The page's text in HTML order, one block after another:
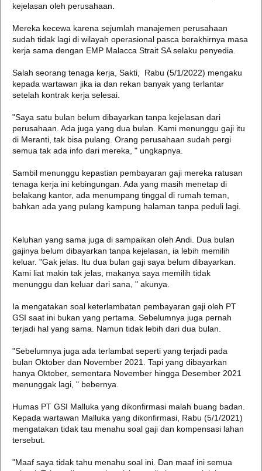
kejelasan oleh perusahaan.
Mereka kecewa karena sejumlah manajemen perusahaan
sudah tidak lagi di wilayah operasional pasca berakhirnya masa
kerja sama dengan EMP Malacca Strait SA selaku penyedia.
Salah seorang tenaga kerja, Sakti, Rabu (5/1/2022) mengaku
kepada wartawan jika ia dan rekan banyak yang terlantar
setelah kontrak kerja selesai.
"Saya satu bulan belum dibayarkan tanpa kejelasan dari
perusahaan. Ada juga yang dua bulan. Kami menunggu gaji itu
di Meranti, tak bisa pulang. Orang perusahaan sudah pergi
semua tak ada info dari mereka, " ungkapnya.
Sambil menunggu kepastian pembayaran gaji mereka ratusan
tenaga kerja ini kebingungan. Ada yang masih menetap di
belakang kantor, ada menumpang tinggal di rumah teman,
bahkan ada yang pulang kampung halaman tanpa peduli lagi.
Keluhan yang sama juga di sampaikan oleh Andi. Dua bulan
gajinya belum dibayarkan tanpa kejelasan, ia lebih memilih
keluar. "Gak jelas. Itu dua bulan gaji saya belum dibayarkan.
Kami liat makin tak jelas, makanya saya memilih tidak
menunggu dan keluar dari sana, " akunya.
Ia mengatakan soal keterlambatan pembayaran gaji oleh PT
GSI saat ini bukan yang pertama. Sebelumnya juga pernah
terjadi hal yang sama. Namun tidak lebih dari dua bulan.
"Sebelumnya juga ada terlambat seperti yang terjadi pada
bulan Oktober dan November 2021. Tapi yang dibayarkan
hanya Oktober, sementara November hingga Desember 2021
menunggak lagi, " bebernya.
Humas PT GSI Malluka yang dikonfirmasi malah buang badan.
Kepada wartawan Malluka yang dikonfirmasi, Rabu (5/1/2021)
mengatakan tidak tau menahu soal gaji dan kompensasi lahan
tersebut.
"Maaf saya tidak tahu menahu soal ini. Dan maaf ini semua